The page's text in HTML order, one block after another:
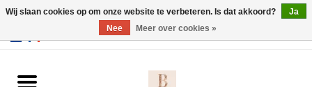
Wij slaan cookies op om onze website te verbeteren. Is dat akkoord?
Ja
Nee
Meer over cookies »
Webshop werkt met EU maten. .